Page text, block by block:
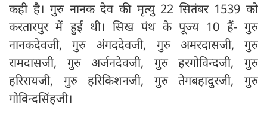
कही है। गुरु नानक देव की मृत्यु 22 सितंबर 1539 को
करतारपुर में हुई थी। सिख पंथ के पूज्य 10 हैं- गुरु
नानकदेवजी, गुरु अंगददेवजी, गुरु अमरदासजी, गुरु
रामदासजी, गुरु अर्जनदेवजी, गुरु हरगोविन्दजी, गुरु
हरिरायजी, गुरु हरिकिशनजी, गुरु तेगबहादुरजी, गुरु
गोविन्दसिंहजी।